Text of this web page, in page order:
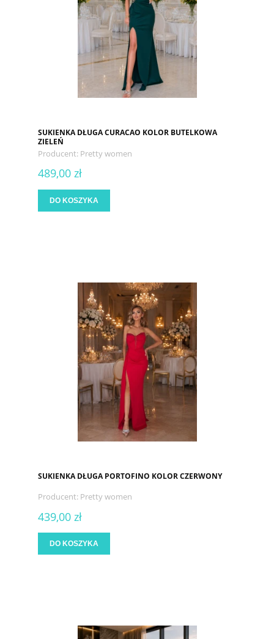
SUKIENKA DŁUGA CURACAO KOLOR BUTELKOWA
ZIELEŃ
Producent: Pretty women
489,00 zł
DO KOSZYKA
SUKIENKA DŁUGA PORTOFINO KOLOR CZERWONY
Producent: Pretty women
439,00 zł
DO KOSZYKA